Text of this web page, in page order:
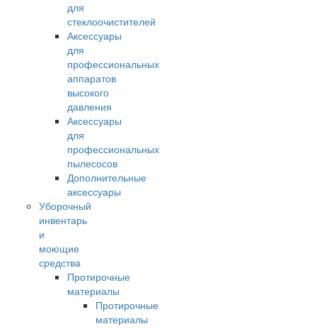
для
стеклоочистителей
Аксессуары
для
профессиональных
аппаратов
высокого
давления
Аксессуары
для
профессиональных
пылесосов
Дополнительные
аксессуары
Уборочный
инвентарь
и
моющие
средства
Протирочные
материалы
Протирочные
материалы